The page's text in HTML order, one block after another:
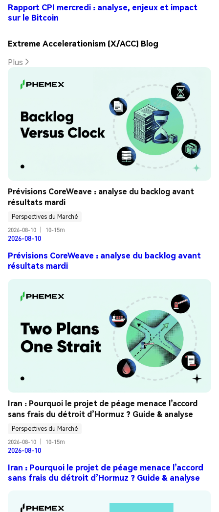
Rapport CPI mercredi : analyse, enjeux et impact
sur le Bitcoin
Extreme Accelerationism (X/ACC) Blog
Plus
Prévisions CoreWeave : analyse du backlog avant
résultats mardi
Perspectives du Marché
2026-08-10
10-15m
2026-08-10
Prévisions CoreWeave : analyse du backlog avant
résultats mardi
Iran : Pourquoi le projet de péage menace l’accord
sans frais du détroit d’Hormuz ? Guide & analyse
Perspectives du Marché
2026-08-10
10-15m
2026-08-10
Iran : Pourquoi le projet de péage menace l’accord
sans frais du détroit d’Hormuz ? Guide & analyse